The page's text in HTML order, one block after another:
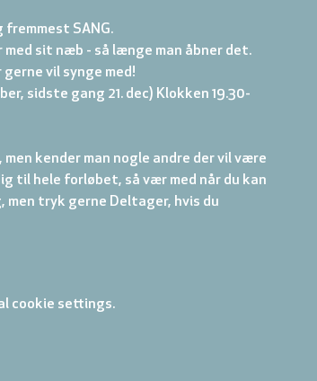
SANG.
med sit næb - så længe man åbner det.
vil synge med!
sidste gang 21. dec) Klokken 19.30-
kender man nogle andre der vil være
til hele forløbet, så vær med når du kan
tryk gerne Deltager, hvis du
cookie settings.